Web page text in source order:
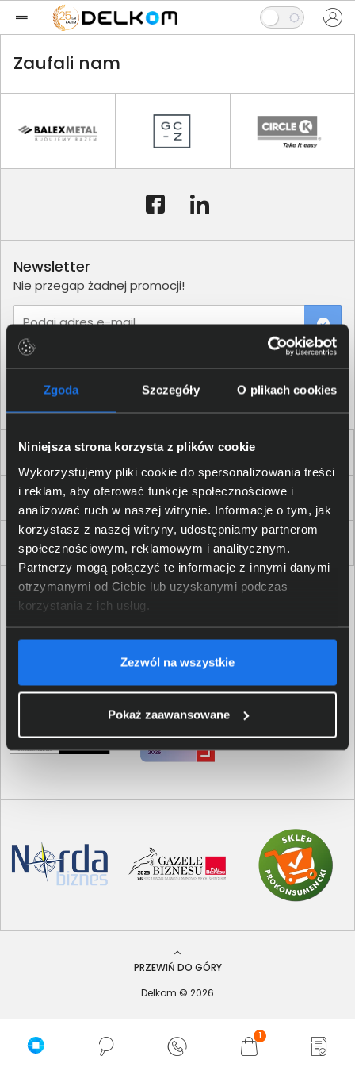
Zgoda Szczegóły O plikach cookies
Niniejsza strona korzysta z plików cookie
Wykorzystujemy pliki cookie do spersonalizowania treści
i reklam, aby oferować funkcje społecznościowe i
analizować ruch w naszej witrynie. Informacje o tym, jak
korzystasz z naszej witryny, udostępniamy partnerom
społecznościowym, reklamowym i analitycznym.
Partnerzy mogą połączyć te informacje z innymi danymi
otrzymanymi od Ciebie lub uzyskanymi podczas
korzystania z ich usług.
Zezwól na wszystkie
Pokaż zaawansowane
1
Zaufali nam
Dla Firm i Instytucji
Zakupy
Delkom 2000
Newsletter
Nie przegap żadnej promocji!
Podaj adres e-mail
PRZEWIŃ DO GÓRY
Delkom © 2026